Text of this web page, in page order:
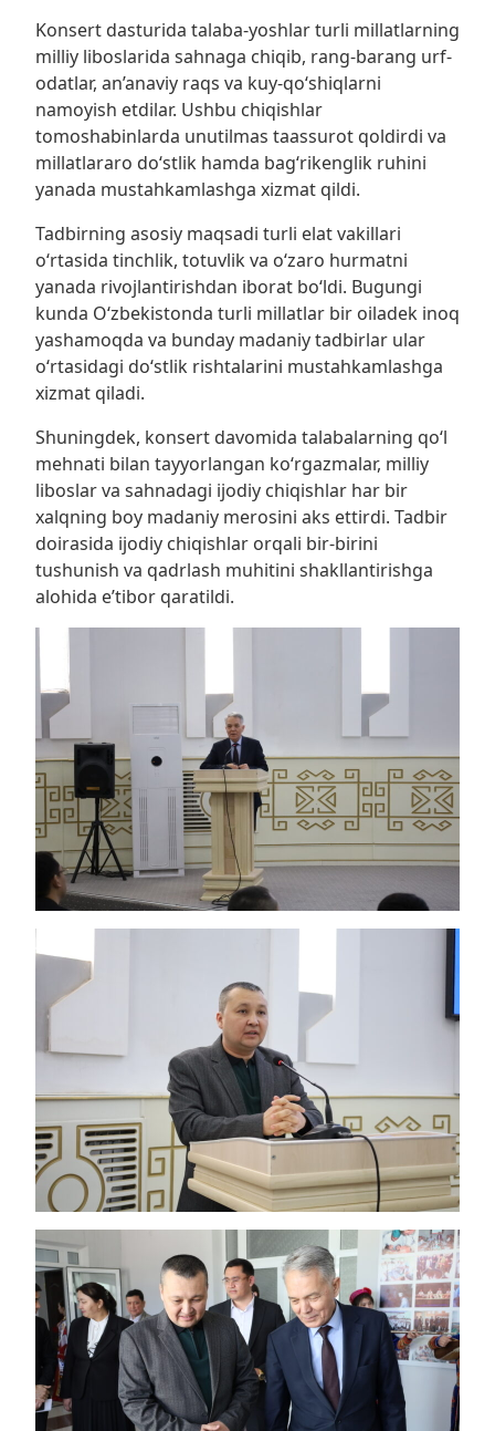
Konsert dasturida talaba-yoshlar turli millatlarning
milliy liboslarida sahnaga chiqib, rang-barang urf-
odatlar, an’anaviy raqs va kuy-qo‘shiqlarni
namoyish etdilar. Ushbu chiqishlar
tomoshabinlarda unutilmas taassurot qoldirdi va
millatlararo do‘stlik hamda bag‘rikenglik ruhini
yanada mustahkamlashga xizmat qildi.
Tadbirning asosiy maqsadi turli elat vakillari
o‘rtasida tinchlik, totuvlik va o‘zaro hurmatni
yanada rivojlantirishdan iborat bo‘ldi. Bugungi
kunda O‘zbekistonda turli millatlar bir oiladek inoq
yashamoqda va bunday madaniy tadbirlar ular
o‘rtasidagi do‘stlik rishtalarini mustahkamlashga
xizmat qiladi.
Shuningdek, konsert davomida talabalarning qo‘l
mehnati bilan tayyorlangan ko‘rgazmalar, milliy
liboslar va sahnadagi ijodiy chiqishlar har bir
xalqning boy madaniy merosini aks ettirdi. Tadbir
doirasida ijodiy chiqishlar orqali bir-birini
tushunish va qadrlash muhitini shakllantirishga
alohida e’tibor qaratildi.